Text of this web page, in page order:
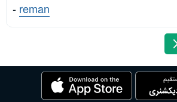
- reman